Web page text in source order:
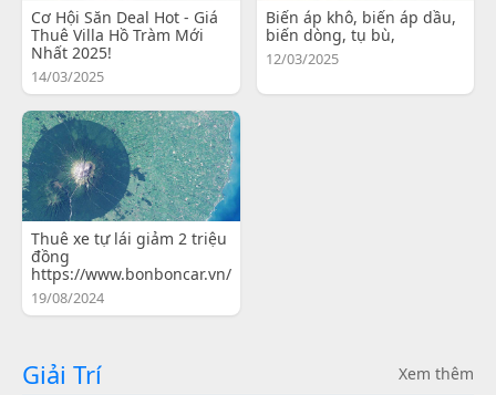
Cơ Hội Săn Deal Hot - Giá
Thuê Villa Hồ Tràm Mới
Nhất 2025!
14/03/2025
Biến áp khô, biến áp dầu,
biến dòng, tụ bù,
12/03/2025
Thuê xe tự lái giảm 2 triệu
đồng
https://www.bonboncar.vn/
19/08/2024
Giải Trí Xem thêm